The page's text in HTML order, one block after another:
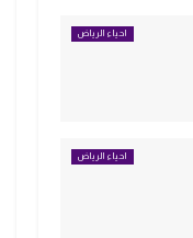
احياء الرياض
احياء الرياض